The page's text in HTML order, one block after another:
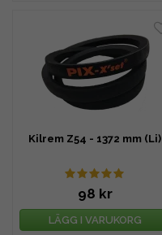
Kilrem Z54 - 1372 mm (Li)
98 kr
LÄGG I VARUKORG